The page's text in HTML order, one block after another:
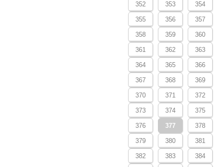
352 353 354
355 356 357
358 359 360
361 362 363
364 365 366
367 368 369
370 371 372
373 374 375
376 377 378
379 380 381
382 383 384